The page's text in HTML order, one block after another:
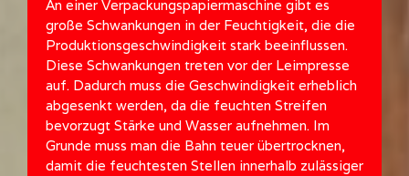
An einer Verpackungspapiermaschine gibt es
große Schwankungen in der Feuchtigkeit, die die
Produktionsgeschwindigkeit stark beeinflussen.
Diese Schwankungen treten vor der Leimpresse
auf. Dadurch muss die Geschwindigkeit erheblich
abgesenkt werden, da die feuchten Streifen
bevorzugt Stärke und Wasser aufnehmen. Im
Grunde muss man die Bahn teuer übertrocknen,
damit die feuchtesten Stellen innerhalb zulässiger